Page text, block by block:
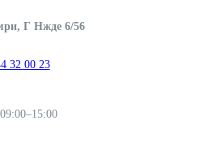
Г Нжде 6/56
32 00 23